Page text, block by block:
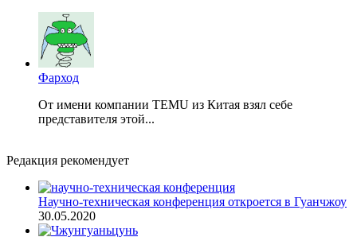
Фарход
От имени компании TEMU из Китая взял себе
представителя этой...
Редакция рекомендует
Научно-техническая конференция откроется в Гуанчжоу
30.05.2020